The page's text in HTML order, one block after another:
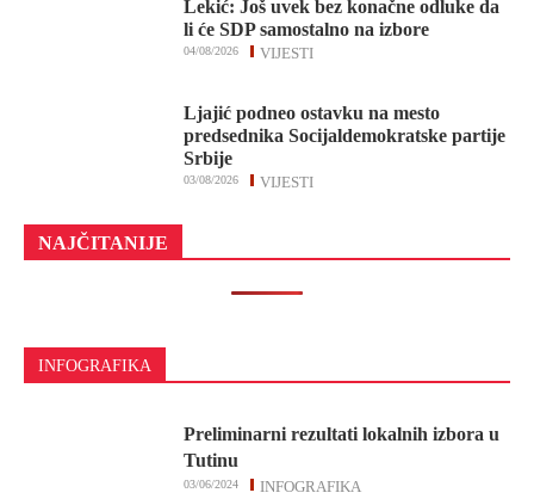
Lekić: Još uvek bez konačne odluke da
li će SDP samostalno na izbore
VIJESTI
04/08/2026
Ljajić podneo ostavku na mesto
predsednika Socijaldemokratske partije
Srbije
VIJESTI
03/08/2026
NAJČITANIJE
INFOGRAFIKA
Preliminarni rezultati lokalnih izbora u
Tutinu
INFOGRAFIKA
03/06/2024